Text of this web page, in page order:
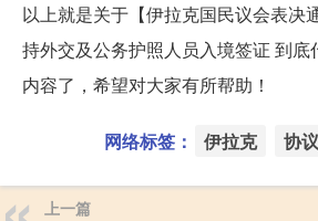
以上就是关于【伊拉克国民议会表决
持外交及公务护照人员入境签证 到底
内容了，希望对大家有所帮助！
网络标签： 伊拉克 协议
上一篇